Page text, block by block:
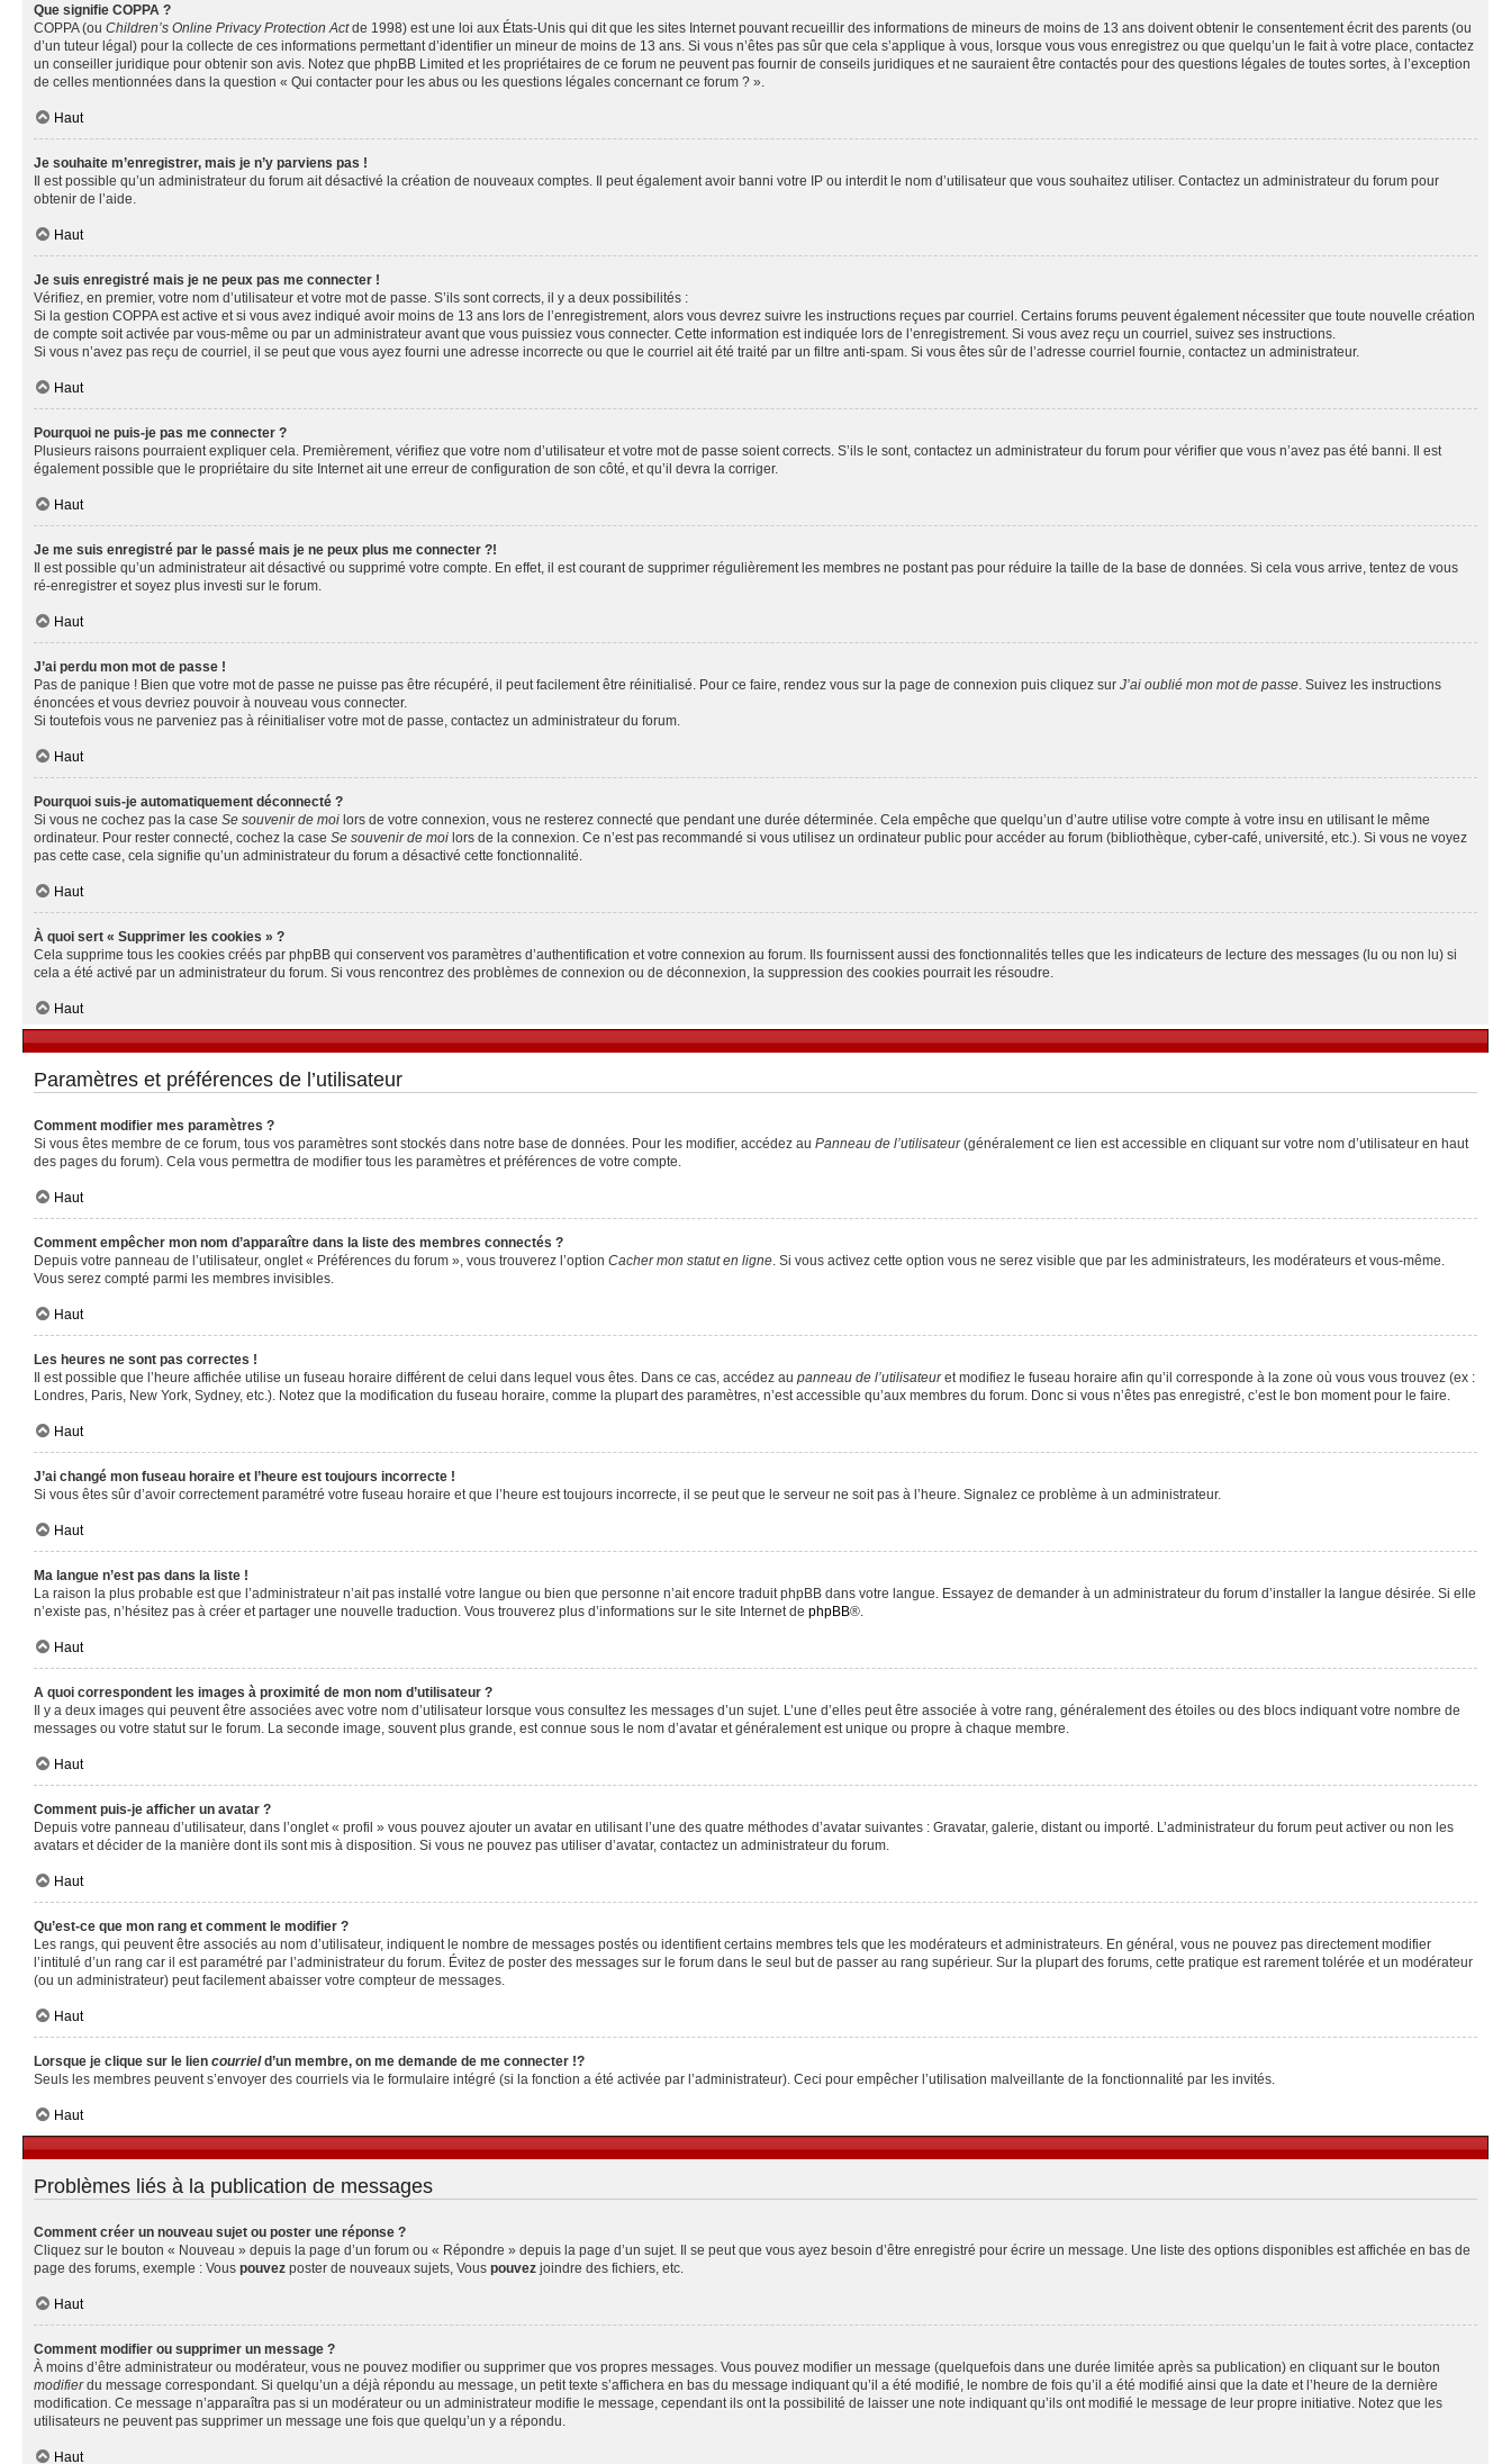
Que signifie COPPA ?
COPPA (ou Children’s Online Privacy Protection Actde 1998) est une loi aux États-Unis qui dit que les sites Internet pouvant recueillir des informations de mineurs de moins de 13 ans doivent obtenir le consentement écrit des parents (ou
d’un tuteur légal) pour la collecte de ces informations permettant d’identifier un mineur de moins de 13 ans. Si vous n’êtes pas sûr que cela s’applique à vous, lorsque vous vous enregistrez ou que quelqu’un le fait à votre place, contactez
un conseiller juridique pour obtenir son avis. Notez que phpBB Limited et les propriétaires de ce forum ne peuvent pas fournir de conseils juridiques et ne sauraient être contactés pour des questions légales de toutes sortes, à l’exception
de celles mentionnées dans la question « Qui contacter pour les abus ou les questions légales concernant ce forum ? ».
Haut
Je souhaite m’enregistrer, mais je n’y parviens pas !
Il est possible qu’un administrateur du forum ait désactivé la création de nouveaux comptes. Il peut également avoir banni votre IP ou interdit le nom d’utilisateur que vous souhaitez utiliser. Contactez un administrateur du forum pour
obtenir de l’aide.
Haut
Je suis enregistré mais je ne peux pas me connecter !
Vérifiez, en premier, votre nom d’utilisateur et votre mot de passe. S’ils sont corrects, il y a deux possibilités :
Si la gestion COPPA est active et si vous avez indiqué avoir moins de 13 ans lors de l’enregistrement, alors vous devrez suivre les instructions reçues par courriel. Certains forums peuvent également nécessiter que toute nouvelle création
de compte soit activée par vous-même ou par un administrateur avant que vous puissiez vous connecter. Cette information est indiquée lors de l’enregistrement. Si vous avez reçu un courriel, suivez ses instructions.
Si vous n’avez pas reçu de courriel, il se peut que vous ayez fourni une adresse incorrecte ou que le courriel ait été traité par un filtre anti-spam. Si vous êtes sûr de l’adresse courriel fournie, contactez un administrateur.
Haut
Pourquoi ne puis-je pas me connecter ?
Plusieurs raisons pourraient expliquer cela. Premièrement, vérifiez que votre nom d’utilisateur et votre mot de passe soient corrects. S’ils le sont, contactez un administrateur du forum pour vérifier que vous n’avez pas été banni. Il est
également possible que le propriétaire du site Internet ait une erreur de configuration de son côté, et qu’il devra la corriger.
Haut
Je me suis enregistré par le passé mais je ne peux plus me connecter ?!
Il est possible qu’un administrateur ait désactivé ou supprimé votre compte. En effet, il est courant de supprimer régulièrement les membres ne postant pas pour réduire la taille de la base de données. Si cela vous arrive, tentez de vous
ré-enregistrer et soyez plus investi sur le forum.
Haut
J’ai perdu mon mot de passe !
Pas de panique ! Bien que votre mot de passe ne puisse pas être récupéré, il peut facilement être réinitialisé. Pour ce faire, rendez vous sur la page de connexion puis cliquez sur J’ai oublié mon mot de passe. Suivez les instructions
énoncées et vous devriez pouvoir à nouveau vous connecter.
Si toutefois vous ne parveniez pas à réinitialiser votre mot de passe, contactez un administrateur du forum.
Haut
Pourquoi suis-je automatiquement déconnecté ?
Si vous ne cochez pas la case Se souvenir de moi lors de votre connexion, vous ne resterez connecté que pendant une durée déterminée. Cela empêche que quelqu’un d’autre utilise votre compte à votre insu en utilisant le même
ordinateur. Pour rester connecté, cochez la case Se souvenir de moi lors de la connexion. Ce n’est pas recommandé si vous utilisez un ordinateur public pour accéder au forum (bibliothèque, cyber-café, université, etc.). Si vous ne voyez
pas cette case, cela signifie qu’un administrateur du forum a désactivé cette fonctionnalité.
Haut
À quoi sert « Supprimer les cookies » ?
Cela supprime tous les cookies créés par phpBB qui conservent vos paramètres d’authentification et votre connexion au forum. Ils fournissent aussi des fonctionnalités telles que les indicateurs de lecture des messages (lu ou non lu) si
cela a été activé par un administrateur du forum. Si vous rencontrez des problèmes de connexion ou de déconnexion, la suppression des cookies pourrait les résoudre.
Haut
Paramètres et préférences de l’utilisateur
Comment modifier mes paramètres ?
Si vous êtes membre de ce forum, tous vos paramètres sont stockés dans notre base de données. Pour les modifier, accédez au Panneau de l’utilisateur(généralement ce lien est accessible en cliquant sur votre nom d’utilisateur en haut
des pages du forum). Cela vous permettra de modifier tous les paramètres et préférences de votre compte.
Haut
Comment empêcher mon nom d’apparaître dans la liste des membres connectés ?
Depuis votre panneau de l’utilisateur, onglet « Préférences du forum », vous trouverez l’option Cacher mon statut en ligne. Si vous activez cette option vous ne serez visible que par les administrateurs, les modérateurs et vous-même.
Vous serez compté parmi les membres invisibles.
Haut
Les heures ne sont pas correctes !
Il est possible que l’heure affichée utilise un fuseau horaire différent de celui dans lequel vous êtes. Dans ce cas, accédez au panneau de l’utilisateuret modifiez le fuseau horaire afin qu’il corresponde à la zone où vous vous trouvez (ex :
Londres, Paris, New York, Sydney, etc.). Notez que la modification du fuseau horaire, comme la plupart des paramètres, n’est accessible qu’aux membres du forum. Donc si vous n’êtes pas enregistré, c’est le bon moment pour le faire.
Haut
J’ai changé mon fuseau horaire et l’heure est toujours incorrecte !
Si vous êtes sûr d’avoir correctement paramétré votre fuseau horaire et que l’heure est toujours incorrecte, il se peut que le serveur ne soit pas à l’heure. Signalez ce problème à un administrateur.
Haut
Ma langue n’est pas dans la liste !
La raison la plus probable est que l’administrateur n’ait pas installé votre langue ou bien que personne n’ait encore traduit phpBB dans votre langue. Essayez de demander à un administrateur du forum d’installer la langue désirée. Si elle
n’existe pas, n’hésitez pas à créer et partager une nouvelle traduction. Vous trouverez plus d’informations sur le site Internet de phpBB®.
Haut
A quoi correspondent les images à proximité de mon nom d’utilisateur ?
Il y a deux images qui peuvent être associées avec votre nom d’utilisateur lorsque vous consultez les messages d’un sujet. L’une d’elles peut être associée à votre rang, généralement des étoiles ou des blocs indiquant votre nombre de
messages ou votre statut sur le forum. La seconde image, souvent plus grande, est connue sous le nom d’avatar et généralement est unique ou propre à chaque membre.
Haut
Comment puis-je afficher un avatar ?
Depuis votre panneau d’utilisateur, dans l’onglet « profil » vous pouvez ajouter un avatar en utilisant l’une des quatre méthodes d’avatar suivantes : Gravatar, galerie, distant ou importé. L’administrateur du forum peut activer ou non les
avatars et décider de la manière dont ils sont mis à disposition. Si vous ne pouvez pas utiliser d’avatar, contactez un administrateur du forum.
Haut
Qu’est-ce que mon rang et comment le modifier ?
Les rangs, qui peuvent être associés au nom d’utilisateur, indiquent le nombre de messages postés ou identifient certains membres tels que les modérateurs et administrateurs. En général, vous ne pouvez pas directement modifier
l’intitulé d’un rang car il est paramétré par l’administrateur du forum. Évitez de poster des messages sur le forum dans le seul but de passer au rang supérieur. Sur la plupart des forums, cette pratique est rarement tolérée et un modérateur
(ou un administrateur) peut facilement abaisser votre compteur de messages.
Haut
Lorsque je clique sur le lien courrield’un membre, on me demande de me connecter !?
Seuls les membres peuvent s’envoyer des courriels via le formulaire intégré (si la fonction a été activée par l’administrateur). Ceci pour empêcher l’utilisation malveillante de la fonctionnalité par les invités.
Haut
Problèmes liés à la publication de messages
Comment créer un nouveau sujet ou poster une réponse ?
Cliquez sur le bouton « Nouveau » depuis la page d’un forum ou « Répondre » depuis la page d’un sujet. Il se peut que vous ayez besoin d’être enregistré pour écrire un message. Une liste des options disponibles est affichée en bas de
page des forums, exemple : Vous pouvez poster de nouveaux sujets, Vous pouvez joindre des fichiers, etc.
Haut
Comment modifier ou supprimer un message ?
À moins d’être administrateur ou modérateur, vous ne pouvez modifier ou supprimer que vos propres messages. Vous pouvez modifier un message (quelquefois dans une durée limitée après sa publication) en cliquant sur le bouton
modifierdu message correspondant. Si quelqu’un a déjà répondu au message, un petit texte s’affichera en bas du message indiquant qu’il a été modifié, le nombre de fois qu’il a été modifié ainsi que la date et l’heure de la dernière
modification. Ce message n’apparaîtra pas si un modérateur ou un administrateur modifie le message, cependant ils ont la possibilité de laisser une note indiquant qu’ils ont modifié le message de leur propre initiative. Notez que les
utilisateurs ne peuvent pas supprimer un message une fois que quelqu’un y a répondu.
Haut